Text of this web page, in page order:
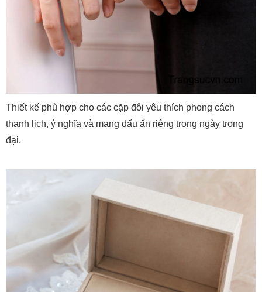
Thiết kế phù hợp cho các cặp đôi yêu thích phong cách
thanh lịch, ý nghĩa và mang dấu ấn riêng trong ngày trọng
đại.